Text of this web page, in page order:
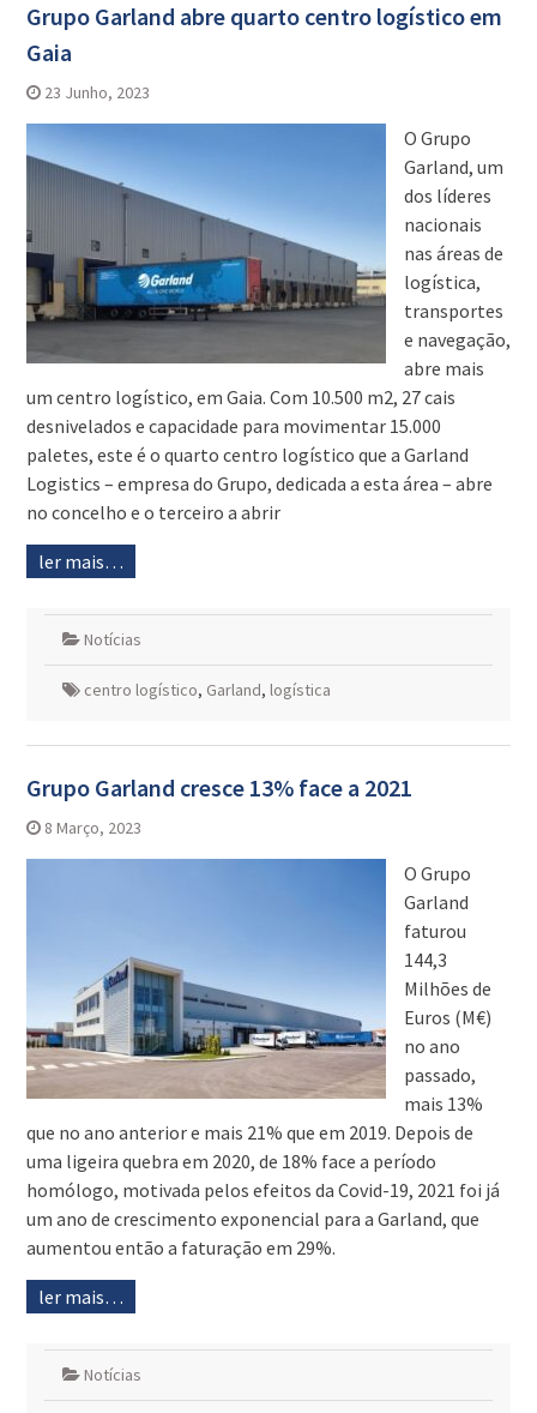
Grupo Garland abre quarto centro logístico em
Gaia
23 Junho, 2023
O Grupo
Garland, um
dos líderes
nacionais
nas áreas de
logística,
transportes
e navegação,
abre mais
um centro logístico, em Gaia. Com 10.500 m2, 27 cais
desnivelados e capacidade para movimentar 15.000
paletes, este é o quarto centro logístico que a Garland
Logistics – empresa do Grupo, dedicada a esta área – abre
no concelho e o terceiro a abrir
ler mais…
Notícias
centro logístico, Garland, logística
Grupo Garland cresce 13% face a 2021
8 Março, 2023
O Grupo
Garland
faturou
144,3
Milhões de
Euros (M€)
no ano
passado,
mais 13%
que no ano anterior e mais 21% que em 2019. Depois de
uma ligeira quebra em 2020, de 18% face a período
homólogo, motivada pelos efeitos da Covid-19, 2021 foi já
um ano de crescimento exponencial para a Garland, que
aumentou então a faturação em 29%.
ler mais…
Notícias